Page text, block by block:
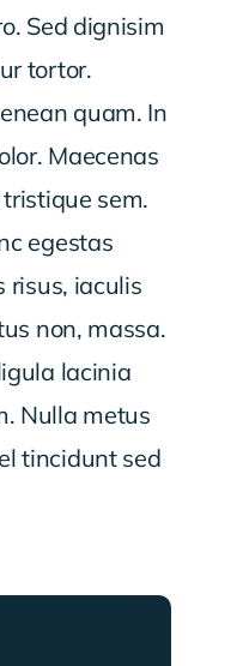
Sed dignisim
tortor.
quam. In
Maecenas
sem.
egestas
risus, iaculis
non, massa.
lacinia
Nulla metus
tincidunt sed